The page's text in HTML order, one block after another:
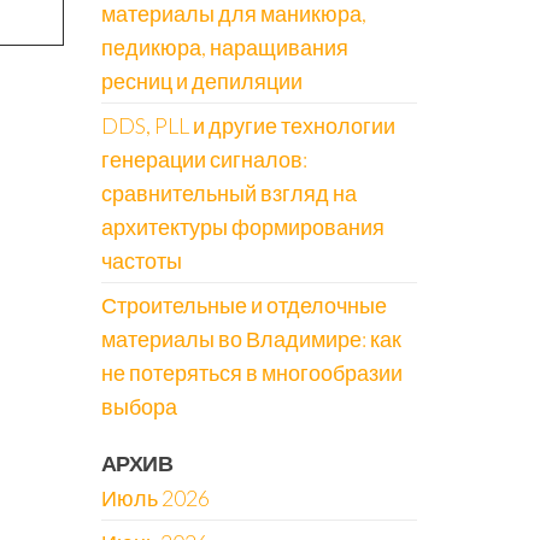
материалы для маникюра,
педикюра, наращивания
ресниц и депиляции
DDS, PLL и другие технологии
генерации сигналов:
сравнительный взгляд на
архитектуры формирования
частоты
Строительные и отделочные
материалы во Владимире: как
не потеряться в многообразии
выбора
АРХИВ
Июль 2026